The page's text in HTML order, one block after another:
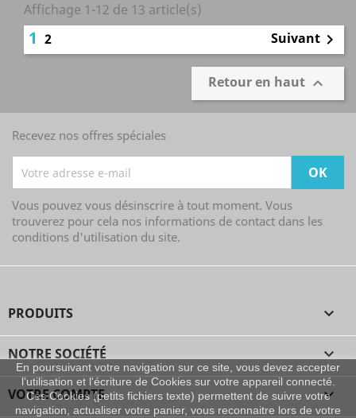
Affichage 1-12 de 13 article(s)
1 2 Suivant 
Retour en haut 
Recevez nos offres spéciales
Vous pouvez vous désinscrire à tout moment. Vous
trouverez pour cela nos informations de contact dans les
conditions d'utilisation du site.
PRODUITS 
NOTRE SOCIÉTÉ 
VOTRE COMPTE 
En poursuivant votre navigation sur ce site, vous devez accepter
l’utilisation et l'écriture de Cookies sur votre appareil connecté.
Ces Cookies (petits fichiers texte) permettent de suivre votre
navigation, actualiser votre panier, vous reconnaitre lors de votre